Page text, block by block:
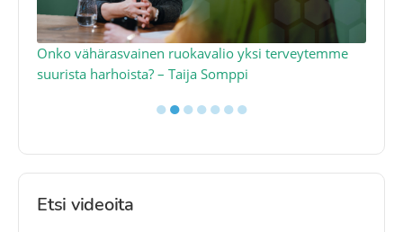
Onko vähärasvainen ruokavalio yksi terveytemme
suurista harhoista? – Taija Somppi
●●●●●●●
Etsi videoita